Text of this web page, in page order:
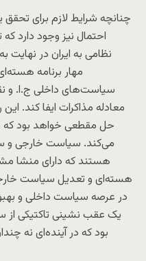
چنانچه شرایط لازم برای
احتمال نیز وجود دارد
نظامی به ایران در نهایت
مهار برنامه
سیاست‌های داخلی ج.ا. و
معادله مذاکرات ایفا کند.
حل مقطعی خواهد بود که
می‌کند. سیاست خارجی و
هستند که دارای منشا
هسته‌ای و تعدیل سیاست
در عرصه سیاست داخلی و
یک عقب نشینی تاکتیکی از
بود که در آینده‌ای نه